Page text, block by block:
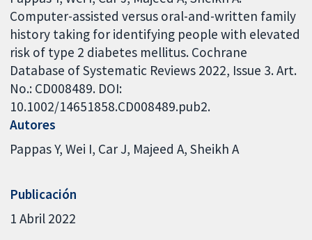
Computer-assisted versus oral-and-written family
history taking for identifying people with elevated
risk of type 2 diabetes mellitus. Cochrane
Database of Systematic Reviews 2022, Issue 3. Art.
No.: CD008489. DOI:
10.1002/14651858.CD008489.pub2.
Autores
Pappas Y Wei I Car J Majeed A Sheikh A
Publicación
1 Abril 2022